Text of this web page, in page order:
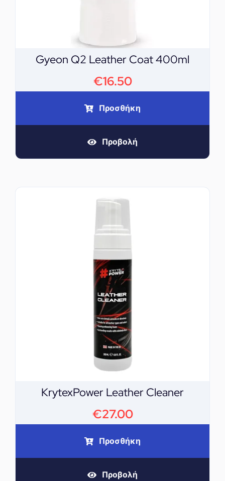
Gyeon Q2 Leather Coat 400ml
€16.50
Προσθήκη
Προβολή
KrytexPower Leather Cleaner
€27.00
Προσθήκη
Προβολή